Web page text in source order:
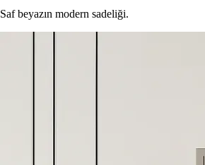
Saf beyazın modern sadeliği.